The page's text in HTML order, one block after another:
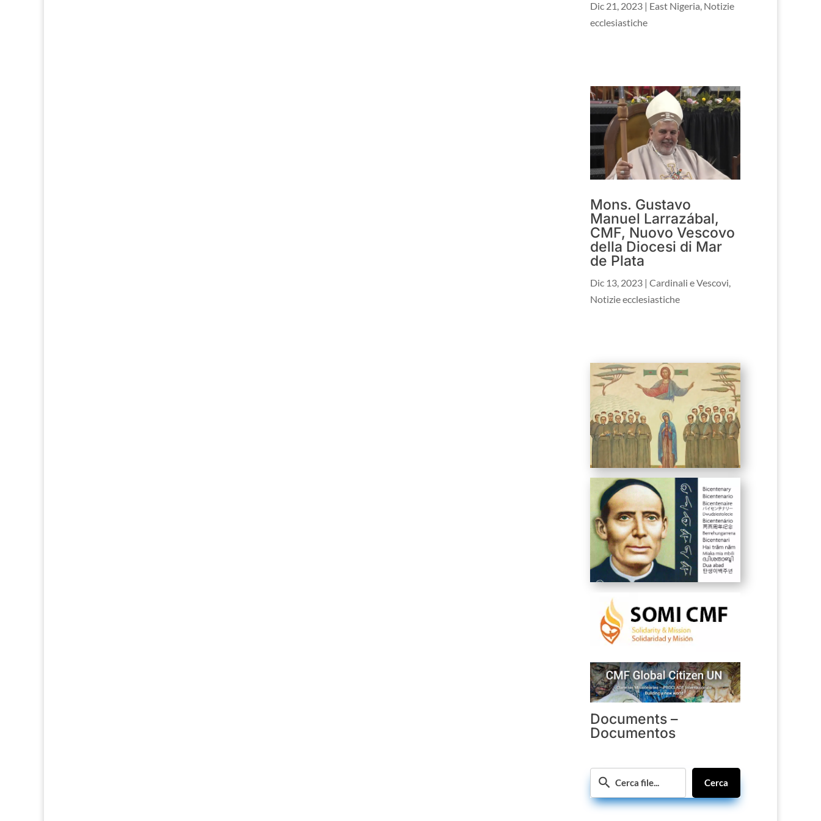
Dic 21, 2023 | East Nigeria Notizie
ecclesiastiche
Mons. Gustavo
Manuel Larrazábal,
CMF, Nuovo Vescovo
della Diocesi di Mar
de Plata
Dic 13, 2023 |Cardinali e Vescovi,
Notizie ecclesiastiche
Documents –
Documentos
Cerca